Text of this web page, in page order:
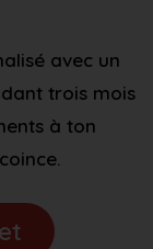
avec un
trois mois
à ton